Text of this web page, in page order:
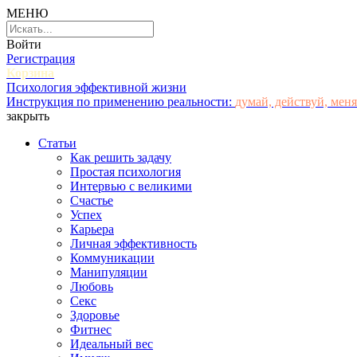
МЕНЮ
Войти
Регистрация
Корзина
Психология эффективной жизни
Инструкция по применению реальности: думай, действуй,
закрыть
Статьи
Как решить задачу
Простая психология
Интервью с великими
Счастье
Успех
Карьера
Личная эффективность
Коммуникации
Манипуляции
Любовь
Секс
Здоровье
Фитнес
Идеальный вес